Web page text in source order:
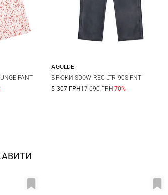
PANT
26 27 28
AGOLDE
БРЮКИ SDOW-REC LTR 90S PNT
5 307 ГРН17 690 ГРН-70%